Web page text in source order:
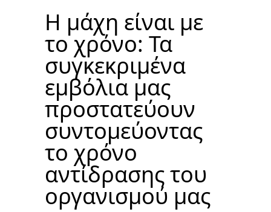
Η μάχη είναι με
το χρόνο: Τα
συγκεκριμένα
εμβόλια μας
προστατεύουν
συντομεύοντας
το χρόνο
αντίδρασης του
οργανισμού μας